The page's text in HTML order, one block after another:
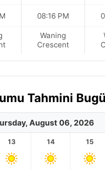
08:16 PM
Waning
Crescent
Tahmini
August 06, 2026
13 14 15